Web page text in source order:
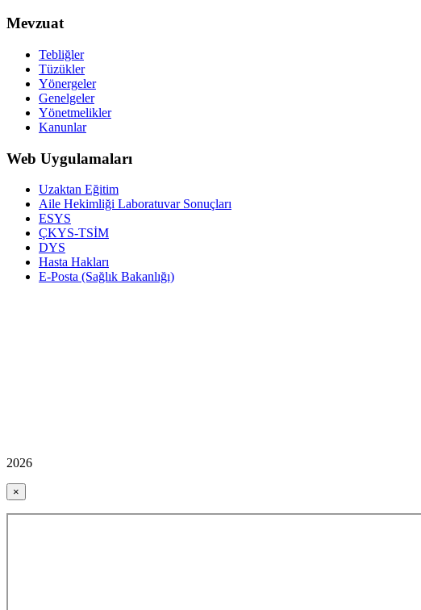
Mevzuat
Tebliğler
Tüzükler
Yönergeler
Genelgeler
Yönetmelikler
Kanunlar
Web Uygulamaları
Uzaktan Eğitim
Aile Hekimliği Laboratuvar Sonuçları
ESYS
ÇKYS-TSİM
DYS
Hasta Hakları
E-Posta (Sağlık Bakanlığı)
2026
×